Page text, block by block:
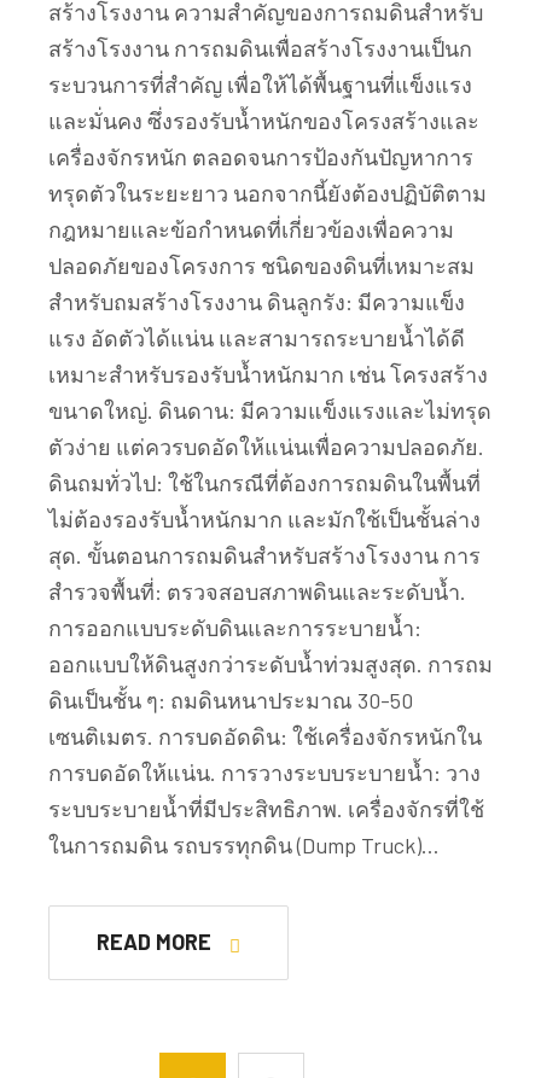
สร้างโรงงาน ความสำคัญของการถมดินสำหรับ
สร้างโรงงาน การถมดินเพื่อสร้างโรงงานเป็นก
ระบวนการที่สำคัญ เพื่อให้ได้พื้นฐานที่แข็งแรง
และมั่นคง ซึ่งรองรับน้ำหนักของโครงสร้างและ
เครื่องจักรหนัก ตลอดจนการป้องกันปัญหาการ
ทรุดตัวในระยะยาว นอกจากนี้ยังต้องปฏิบัติตาม
กฎหมายและข้อกำหนดที่เกี่ยวข้องเพื่อความ
ปลอดภัยของโครงการ ชนิดของดินที่เหมาะสม
สำหรับถมสร้างโรงงาน ดินลูกรัง: มีความแข็ง
แรง อัดตัวได้แน่น และสามารถระบายน้ำได้ดี
เหมาะสำหรับรองรับน้ำหนักมาก เช่น โครงสร้าง
ขนาดใหญ่. ดินดาน: มีความแข็งแรงและไม่ทรุด
ตัวง่าย แต่ควรบดอัดให้แน่นเพื่อความปลอดภัย.
ดินถมทั่วไป: ใช้ในกรณีที่ต้องการถมดินในพื้นที่
ไม่ต้องรองรับน้ำหนักมาก และมักใช้เป็นชั้นล่าง
สุด. ขั้นตอนการถมดินสำหรับสร้างโรงงาน การ
สำรวจพื้นที่: ตรวจสอบสภาพดินและระดับน้ำ.
การออกแบบระดับดินและการระบายน้ำ:
ออกแบบให้ดินสูงกว่าระดับน้ำท่วมสูงสุด. การถม
ดินเป็นชั้น ๆ: ถมดินหนาประมาณ 30-50
เซนติเมตร. การบดอัดดิน: ใช้เครื่องจักรหนักใน
การบดอัดให้แน่น. การวางระบบระบายน้ำ: วาง
ระบบระบายน้ำที่มีประสิทธิภาพ. เครื่องจักรที่ใช้
ในการถมดิน รถบรรทุกดิน (Dump Truck)…
READ MORE